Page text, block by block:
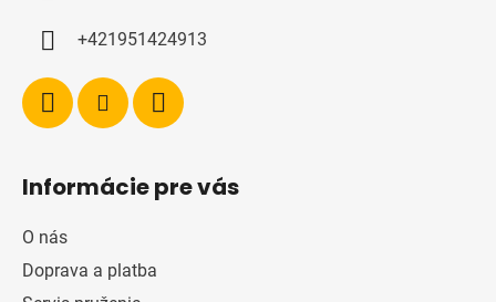
+421951424913
Informácie pre vás
O nás
Doprava a platba